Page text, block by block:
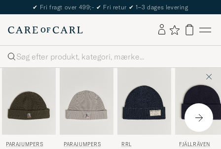
The Care of Carl Passport
Søg
PARAJUMPERS
PARAJUMPERS
RRL
FJÄLLRÄVEN